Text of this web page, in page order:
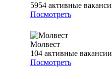
5954 активные
Посмотреть
Молвест
104 активные вакансии
Посмотреть